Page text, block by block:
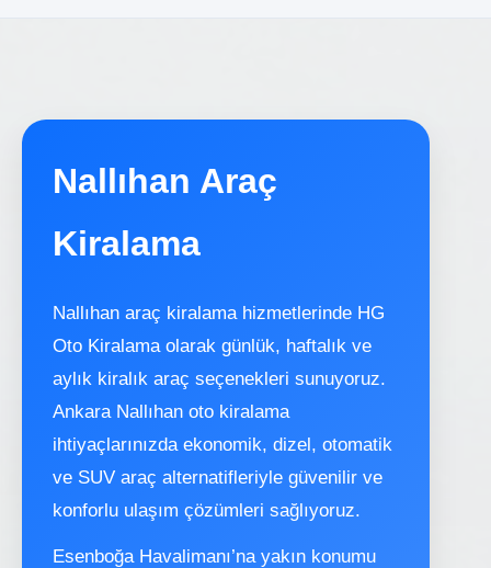
Nallıhan Araç
Kiralama
Nallıhan araç kiralama hizmetlerinde HG
Oto Kiralama olarak günlük, haftalık ve
aylık kiralık araç seçenekleri sunuyoruz.
Ankara Nallıhan oto kiralama
ihtiyaçlarınızda ekonomik, dizel, otomatik
ve SUV araç alternatifleriyle güvenilir ve
konforlu ulaşım çözümleri sağlıyoruz.
Esenboğa Havalimanı’na yakın konumu